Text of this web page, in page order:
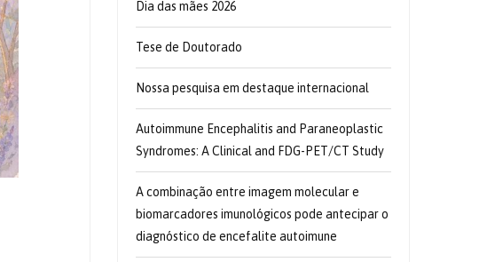
Dia das mães 2026
Tese de Doutorado
Nossa pesquisa em destaque internacional
Autoimmune Encephalitis and Paraneoplastic
Syndromes: A Clinical and FDG-PET/CT Study
A combinação entre imagem molecular e
biomarcadores imunológicos pode antecipar o
diagnóstico de encefalite autoimune